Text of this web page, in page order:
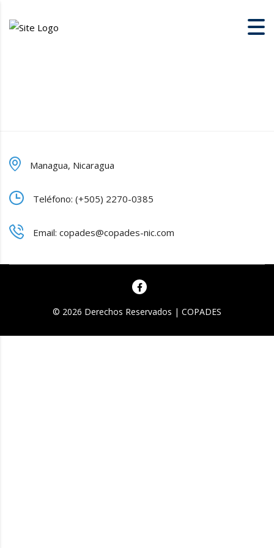
Managua, Nicaragua
Teléfono: (+505) 2270-0385
Email: copades@copades-nic.com
© 2026 Derechos Reservados | COPADES